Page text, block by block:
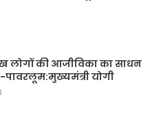
लोगों की आजीविका का साधन
योगी